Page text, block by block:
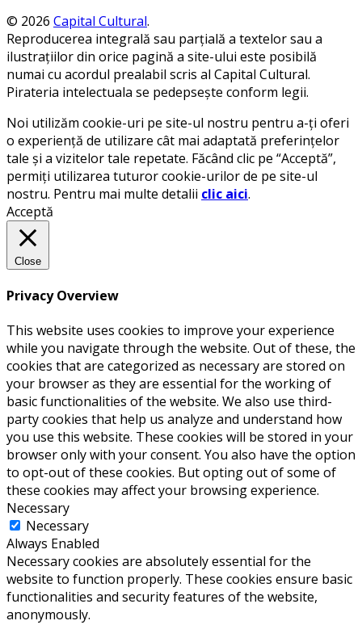
© 2026 Capital Cultural.
Reproducerea integrală sau parțială a textelor sau a
ilustrațiilor din orice pagină a site-ului este posibilă
numai cu acordul prealabil scris al Capital Cultural.
Pirateria intelectuala se pedepsește conform legii.
Noi utilizăm cookie-uri pe site-ul nostru pentru a-ți oferi
o experiență de utilizare cât mai adaptată preferințelor
tale și a vizitelor tale repetate. Făcând clic pe “Acceptă”,
permiți utilizarea tuturor cookie-urilor de pe site-ul
nostru. Pentru mai multe detalii clic aici.
Acceptă
Close
Privacy Overview
This website uses cookies to improve your experience
while you navigate through the website. Out of these, the
cookies that are categorized as necessary are stored on
your browser as they are essential for the working of
basic functionalities of the website. We also use third-
party cookies that help us analyze and understand how
you use this website. These cookies will be stored in your
browser only with your consent. You also have the option
to opt-out of these cookies. But opting out of some of
these cookies may affect your browsing experience.
Necessary
Necessary
Always Enabled
Necessary cookies are absolutely essential for the
website to function properly. These cookies ensure basic
functionalities and security features of the website,
anonymously.